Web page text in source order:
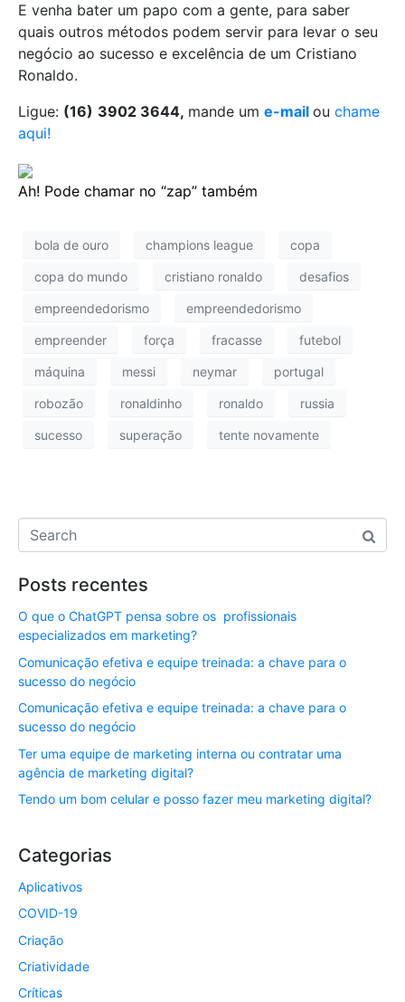
E venha bater um papo com a gente, para saber
quais outros métodos podem servir para levar o seu
negócio ao sucesso e excelência de um Cristiano
Ronaldo.
Ligue: (16) 3902 3644, mande um e-mail ou chame
aqui!
Ah! Pode chamar no “zap” também
bola de ouro champions league copa
copa do mundo cristiano ronaldo desafios
empreendedorismo empreendedorismo
empreender força fracasse futebol
máquina messi neymar portugal
robozão ronaldinho ronaldo russia
sucesso superação tente novamente
Posts recentes
O que o ChatGPT pensa sobre os profissionais
especializados em marketing?
Comunicação efetiva e equipe treinada: a chave para o
sucesso do negócio
Comunicação efetiva e equipe treinada: a chave para o
sucesso do negócio
Ter uma equipe de marketing interna ou contratar uma
agência de marketing digital?
Tendo um bom celular e posso fazer meu marketing digital?
Categorias
Aplicativos
COVID-19
Criação
Criatividade
Críticas